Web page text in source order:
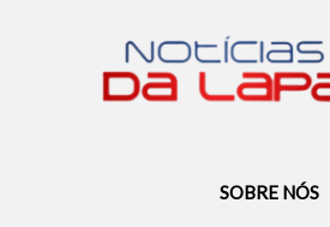
SOBRE NÓS